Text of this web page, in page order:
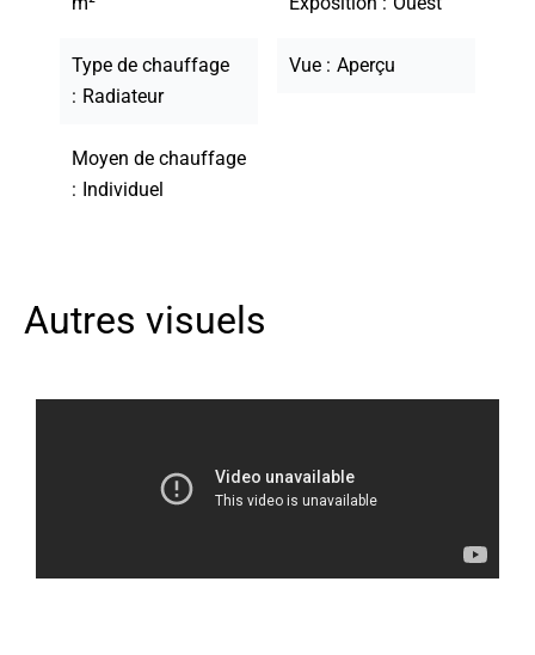
Type de chauffage
Radiateur
Moyen de chauffage
Individuel
Vue Aperçu
Autres visuels